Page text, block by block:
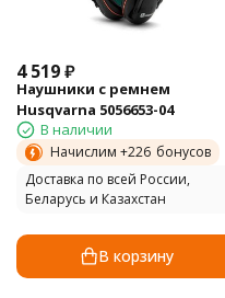
4 519₽
Наушники с ремнем
Husqvarna 5056653-04
В наличии
Начислим +226 бонусов
Доставка по всей России,
Беларусь и Казахстан
В корзину